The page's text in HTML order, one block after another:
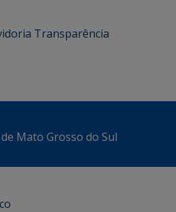
Transparência
Mato Grosso do Sul